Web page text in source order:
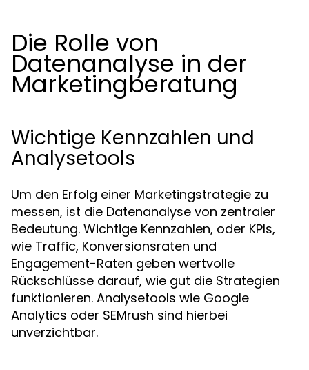
Die Rolle von
Datenanalyse in der
Marketingberatung
Wichtige Kennzahlen und
Analysetools
Um den Erfolg einer Marketingstrategie zu
messen, ist die Datenanalyse von zentraler
Bedeutung. Wichtige Kennzahlen, oder KPIs,
wie Traffic, Konversionsraten und
Engagement-Raten geben wertvolle
Rückschlüsse darauf, wie gut die Strategien
funktionieren. Analysetools wie Google
Analytics oder SEMrush sind hierbei
unverzichtbar.